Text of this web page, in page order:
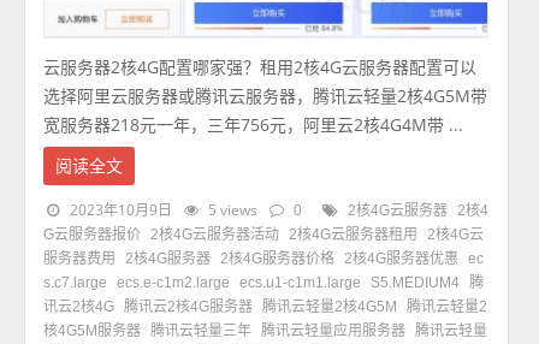
云服务器2核4G配置哪家强？租用2核4G云服务器配置可以
选择阿里云服务器或腾讯云服务器，腾讯云轻量2核4G5M带
宽服务器218元一年，三年756元，阿里云2核4G4M带 ...
阅读全文
2023年10月9日 5 views 0 2核4G云服务器
2核4
G云服务器报价
2核4G云服务器活动 2核4G云服务器租用
2核4G云
服务器费用
2核4G服务器 2核4G服务器价格 2核4G服务器优惠
ec
s.c7.large
ecs.e-c1m2.large ecs.u1-c1m1.large S5.MEDIUM4 腾
讯云2核4G 腾讯云2核4G服务器 腾讯云轻量2核4G5M
腾讯云轻量2
核4G5M服务器 腾讯云轻量三年 腾讯云轻量应用服务器 腾讯云轻量